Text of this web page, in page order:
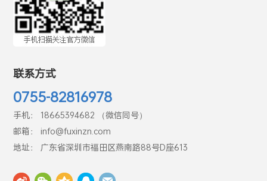
联系方式
0755-82816978
手机： 18665394682 （微信同号）
邮箱： info@fuxinzn.com
地址： 广东省深圳市福田区燕南路88号D座613